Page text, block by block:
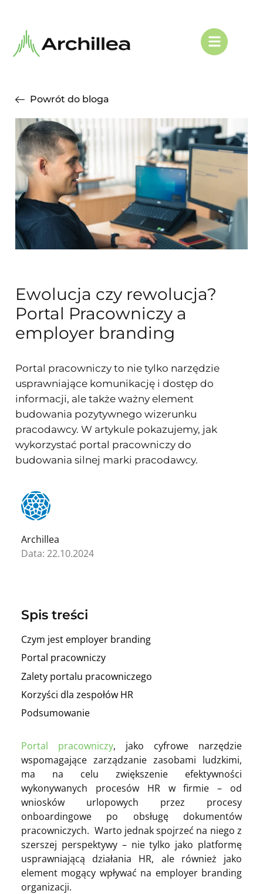
Powrót do bloga
Ewolucja czy rewolucja?
Portal Pracowniczy a
employer branding
Portal pracowniczy to nie tylko narzędzie
usprawniające komunikację i dostęp do
informacji, ale także ważny element
budowania pozytywnego wizerunku
pracodawcy. W artykule pokazujemy, jak
wykorzystać portal pracowniczy do
budowania silnej marki pracodawcy.
Archillea
Data: 22.10.2024
Spis treści
Czym jest employer branding
Portal pracowniczy
Zalety portalu pracowniczego
Korzyści dla zespołów HR
Podsumowanie
Portal pracowniczy, jako cyfrowe narzędzie
wspomagające zarządzanie zasobami ludzkimi,
ma na celu zwiększenie efektywności
wykonywanych procesów HR w firmie – od
wniosków urlopowych przez procesy
onboardingowe po obsługę dokumentów
pracowniczych. Warto jednak spojrzeć na niego z
szerszej perspektywy – nie tylko jako platformę
usprawniającą działania HR, ale również jako
element mogący wpływać na employer branding
organizacji.